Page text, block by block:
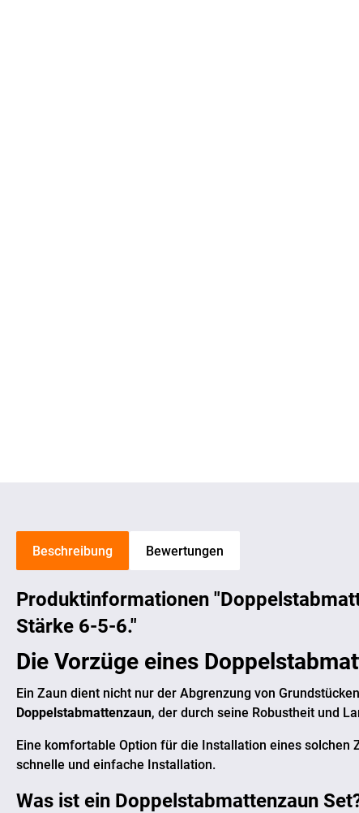
Beschreibung Bewertungen
Produktinformationen
Stärke 6-5-6."
Die Vorzüge eines
Ein Zaun dient nicht nur der Abgrenzung von
Doppelstabmattenzaun, der durch seine Robustheit und
Eine komfortable Option für die Installation eines solchen
schnelle und einfache Installation.
Was ist ein Doppelstabmattenzaun Set